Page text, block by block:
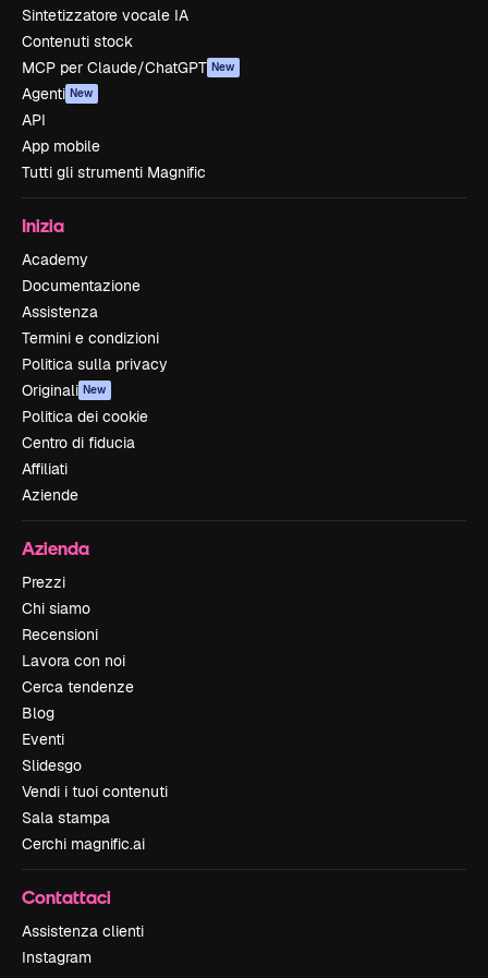
Sintetizzatore vocale IA
Contenuti stock
MCP per Claude/ChatGPT New
Agenti New
API
App mobile
Tutti gli strumenti Magnific
Inizia
Academy
Documentazione
Assistenza
Termini e condizioni
Politica sulla privacy
Originali New
Politica dei cookie
Centro di fiducia
Affiliati
Aziende
Azienda
Prezzi
Chi siamo
Recensioni
Lavora con noi
Cerca tendenze
Blog
Eventi
Slidesgo
Vendi i tuoi contenuti
Sala stampa
Cerchi magnific.ai
Contattaci
Assistenza clienti
Instagram